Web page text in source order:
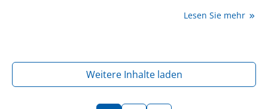
mit Smartphones kann die Detektions- und
wie die kürzlich vorgestellte, randomisierte Studie
eBRAVE-AF gezeigt hat (2).
Lesen Sie mehr
Weitere Inhalte laden